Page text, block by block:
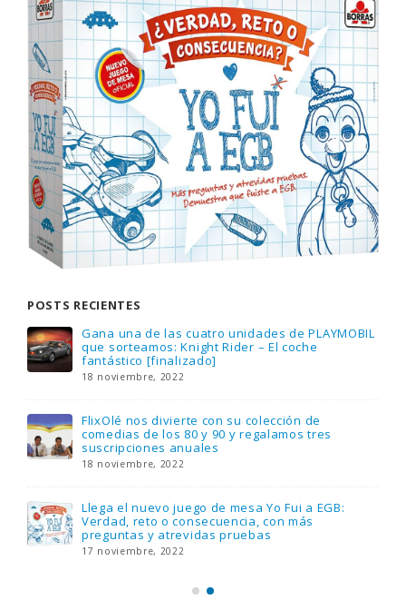
POSTS RECIENTES
Gana una de las cuatro unidades de PLAYMOBIL
que sorteamos: Knight Rider – El coche
fantástico [finalizado]
18 noviembre, 2022
FlixOlé nos divierte con su colección de
comedias de los 80 y 90 y regalamos tres
suscripciones anuales
18 noviembre, 2022
Llega el nuevo juego de mesa Yo Fui a EGB:
Verdad, reto o consecuencia, con más
preguntas y atrevidas pruebas
17 noviembre, 2022